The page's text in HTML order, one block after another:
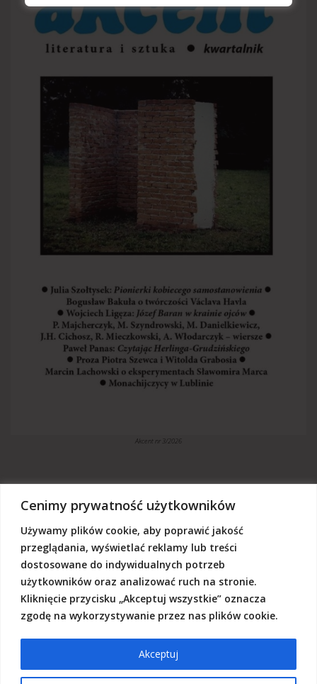
Cenimy prywatność użytkowników
Używamy plików cookie, aby poprawić jakość
przeglądania, wyświetlać reklamy lub treści
dostosowane do indywidualnych potrzeb
użytkowników oraz analizować ruch na stronie.
Kliknięcie przycisku „Akceptuj wszystkie” oznacza
zgodę na wykorzystywanie przez nas plików cookie.
Akceptuj
Akcent nr 3/2026
„Akcent” jest czasopismem niezależnym, utrzymujemy się z dotacji
budżetowych oraz darowizn. Będziemy wdzięczni, jeśli zechcą nas
Państwo wesprzeć dowolną kwotą.
Wschodnia Fundacja Kultury „Akcent”, ul. Grodzka 3, 20-112 Lublin
Nr rachunku:50124015031111000017528667
(z dopiskiem: Darowizna na działalność statutową Wschodniej
Fundacji Kultury Akcent w sferze pożytku publicznego)